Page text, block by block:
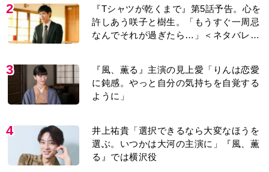
2
『Tシャツが乾くまで』第5話予告。心を
許しあう咲子と樹生。「もうすぐ一周忌
なんでそれが過ぎたら…」＜ネタバレあ
3
『風、薫る』主演の見上愛「りんは恋愛
に鈍感。やっと自分の気持ちを自覚する
ように」
4
井上祐貴「選択できるなら大変なほうを
選ぶ。いつかは大河の主演に」『風、薫
る』では横沢役